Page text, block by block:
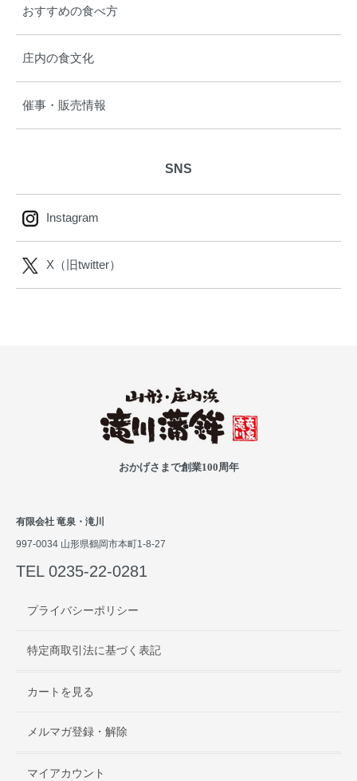
おすすめの食べ方
庄内の食文化
催事・販売情報
SNS
Instagram
X（旧twitter）
おかげさまで創業100周年
有限会社 竜泉・滝川
997-0034 山形県鶴岡市本町1-8-27
TEL 0235-22-0281
プライバシーポリシー
特定商取引法に基づく表記
カートを見る
メルマガ登録・解除
マイアカウント